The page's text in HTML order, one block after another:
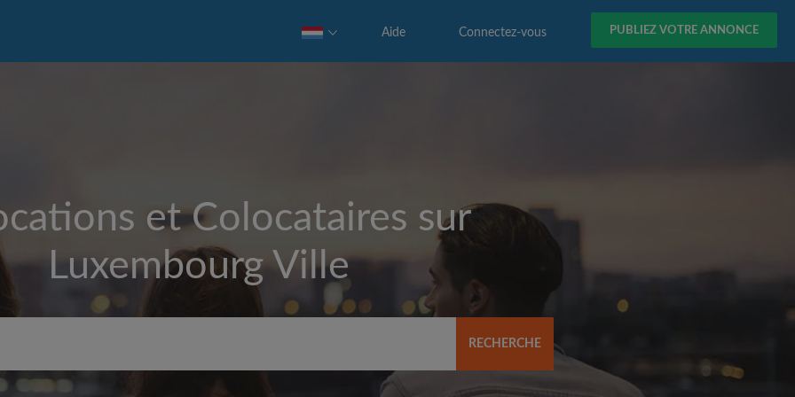
PUBLIEZ VOTRE ANNONCE
Connectez-vous
Aide
et Colocataires sur
Luxembourg Ville
RECHERCHE